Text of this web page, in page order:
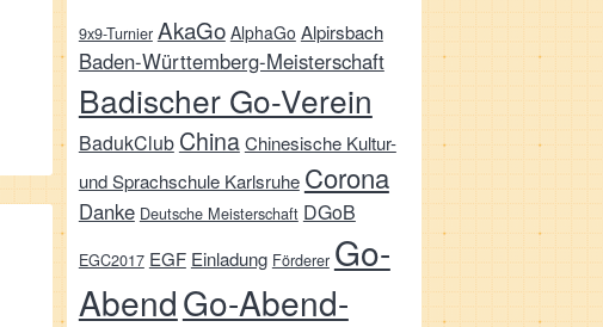
9x9-Turnier AkaGo AlphaGo Alpirsbach
Baden-Württemberg-Meisterschaft
Badischer Go-Verein
BadukClub ChinaChinesische Kultur-
und Sprachschule Karlsruhe Corona
Danke Deutsche Meisterschaft DGoB
EGC2017 EGF Einladung Förderer Go-
AbendGo-Abend-